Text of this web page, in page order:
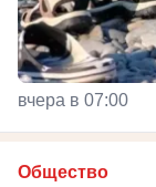
вчера в 07:00
Общество